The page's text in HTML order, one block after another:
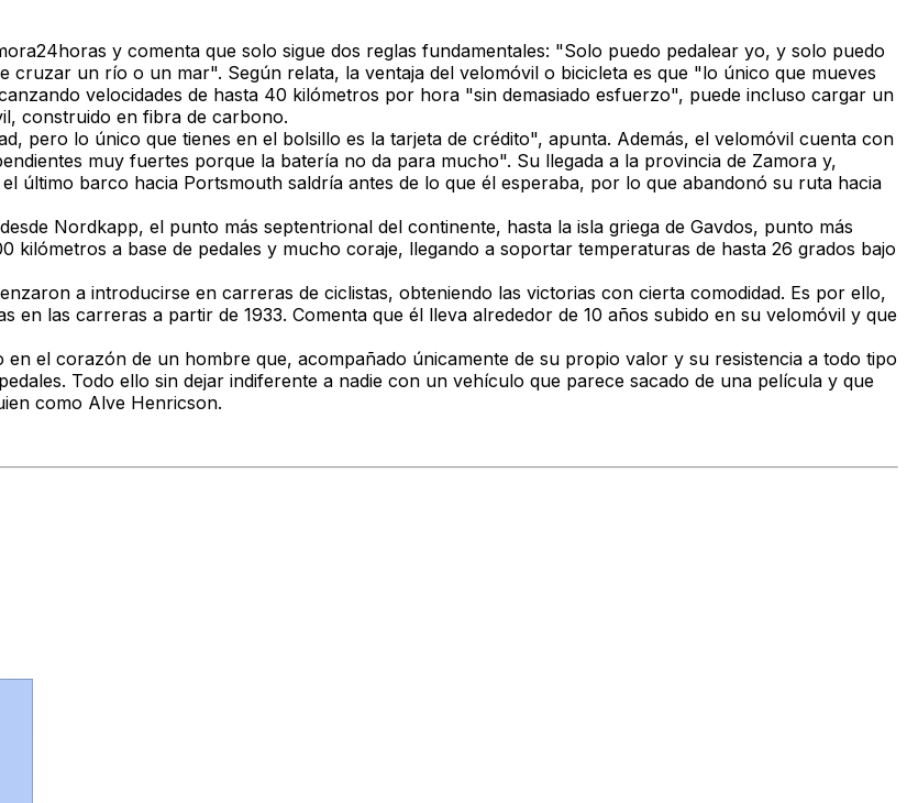
y comenta que solo sigue dos reglas fundamentales: "Solo puedo pedalear yo, y solo puedo
un río o un mar". Según relata, la ventaja del velomóvil o bicicleta es que "lo único que mueves
velocidades de hasta 40 kilómetros por hora "sin demasiado esfuerzo", puede incluso cargar un
construido en fibra de carbono.
pero lo único que tienes en el bolsillo es la tarjeta de crédito", apunta. Además, el velomóvil cuenta con
muy fuertes porque la batería no da para mucho". Su llegada a la provincia de Zamora y,
último barco hacia Portsmouth saldría antes de lo que él esperaba, por lo que abandonó su ruta hacia
Nordkapp, el punto más septentrional del continente, hasta la isla griega de Gavdos, punto más
kilómetros a base de pedales y mucho coraje, llegando a soportar temperaturas de hasta 26 grados bajo
a introducirse en carreras de ciclistas, obteniendo las victorias con cierta comodidad. Es por ello,
en las carreras a partir de 1933. Comenta que él lleva alrededor de 10 años subido en su velomóvil y que
el corazón de un hombre que, acompañado únicamente de su propio valor y su resistencia a todo tipo
Todo ello sin dejar indiferente a nadie con un vehículo que parece sacado de una película y que
como Alve Henricson.